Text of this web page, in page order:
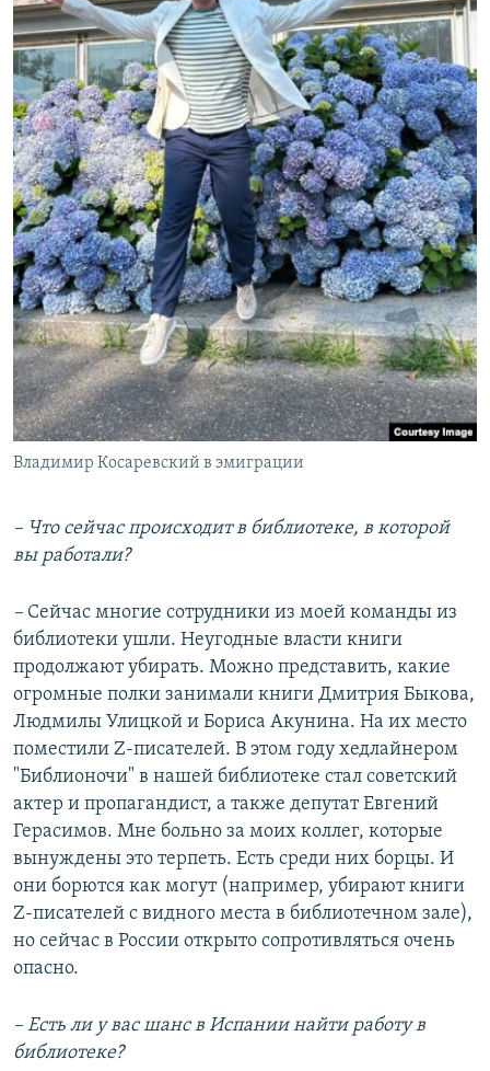
Владимир Косаревский в эмиграции
– Что сейчас происходит в библиотеке, в которой
вы работали?
– Сейчас многие сотрудники из моей команды из
библиотеки ушли. Неугодные власти книги
продолжают убирать. Можно представить, какие
огромные полки занимали книги Дмитрия Быкова,
Людмилы Улицкой и Бориса Акунина. На их место
поместили Z-писателей. В этом году хедлайнером
"Библионочи" в нашей библиотеке стал советский
актер и пропагандист, а также депутат Евгений
Герасимов. Мне больно за моих коллег, которые
вынуждены это терпеть. Есть среди них борцы. И
они борются как могут (например, убирают книги
Z-писателей с видного места в библиотечном зале),
но сейчас в России открыто сопротивляться очень
опасно.
– Есть ли у вас шанс в Испании найти работу в
библиотеке?